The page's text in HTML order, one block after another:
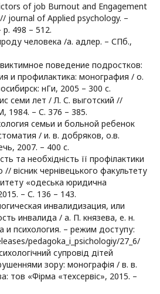
of job Burnout and Engagement
journal of Applied psychology. –
498 – 512.
человека /а. адлер. – СПб.,
поведение подростков:
и профилактика: монография / о.
нГи, 2005 – 300 с.
семи лет / Л. С. выготский //
1984. – С. 376 – 385.
семьи и больной ребенок
/ и. в. добряков, о.в.
2007. – 400 с.
та необхідність її профілактики
вісник чернівецького факультету
«одеська юридична
– С. 136 – 143.
инвалидизация, или
инвалида / а. П. князева, е. н.
и психология. – режим доступу:
pedagoka_i_psichologiy/27_6/
супровід дітей
зору: монографія / в. в.
тов «Фірма «техсервіс», 2015. –